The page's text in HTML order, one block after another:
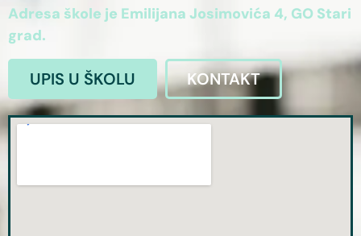
Adresa škole je Emilijana Josimovića 4, GO Stari
grad.
UPIS U ŠKOLU KONTAKT